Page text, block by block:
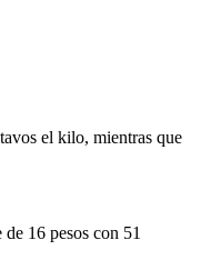
el kilo, mientras que
16 pesos con 51